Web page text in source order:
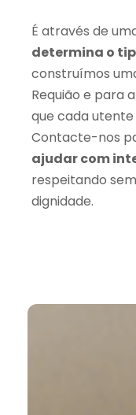
É através de
determina o
construímos
Requião e para
que cada
Contacte-nos
ajudar com
respeitando
dignidade.